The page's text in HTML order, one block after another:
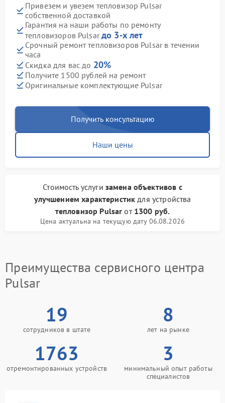
Привезем и увезем тепловизор Pulsar
собственной доставкой
Гарантия на наши работы по ремонту
тепловизоров Pulsarдо 3-х лет
Срочный ремонт тепловизоров Pulsar в течении
часа
Скидка для вас до 20%
Получите 1500 рублей на ремонт
Оригинальные комплектующие Pulsar
Получить консультацию
Наши цены
Стоимость услуги замена объективов с
улучшением характеристик для устройства
тепловизор Pulsar от 1300 руб.
Цена актуальна на текущую дату 06.08.2026
Преимущества сервисного центра
Pulsar
19
сотрудников в штате
8
лет на рынке
1763
отремонтированных устройств
3
минимальный опыт работы
специалистов